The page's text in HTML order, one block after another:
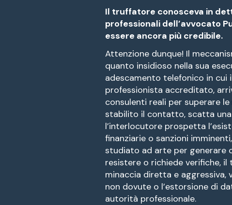
Il truffatore conosceva in
professionali dell’avvocato
essere ancora più credibile.
Attenzione dunque! Il
quanto insidioso nella sua
adescamento telefonico in cui
professionista accreditato,
consulenti reali per superare
stabilito il contatto, scatta
l’interlocutore prospetta
finanziarie o sanzioni
studiato ad arte per generare
resistere o richiede verifiche,
minaccia diretta e
non dovute o l’estorsione di
autorità professionale.